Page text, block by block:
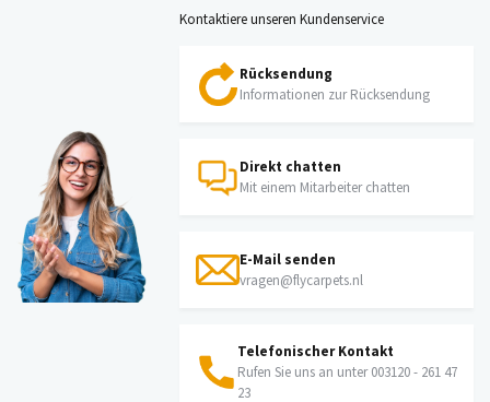
Kontaktiere unseren Kundenservice
Rücksendung
Informationen zur Rücksendung
Direkt chatten
Mit einem Mitarbeiter chatten
E-Mail senden
vragen@flycarpets.nl
Telefonischer Kontakt
Rufen Sie uns an unter 003120 - 261 47
23